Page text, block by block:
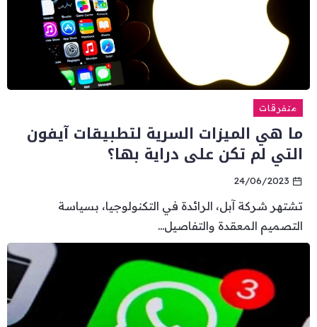
متفرقات
ما هي الميزات السرية لتطبيقات آيفون
التي لم تكن على دراية بها؟
24/06/2023
تشتهر شركة آبل، الرائدة في التكنولوجيا، بسياسة
التصميم المعقدة والتفاصيل...